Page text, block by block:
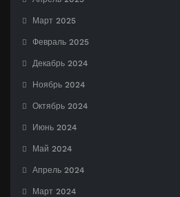
Март 2025
Февраль 2025
Декабрь 2024
Ноябрь 2024
Октябрь 2024
Июнь 2024
Май 2024
Апрель 2024
Март 2024